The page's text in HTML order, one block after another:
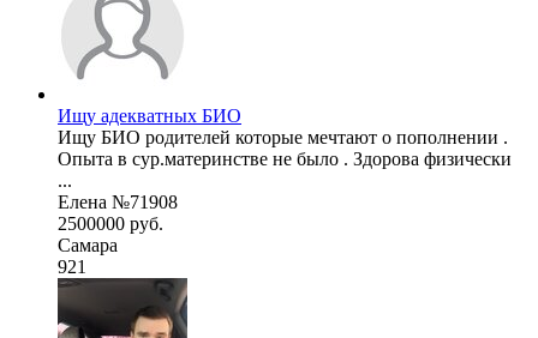
Ищу адекватных БИО
Ищу БИО родителей которые мечтают о пополнении .
Опыта в сур.материнстве не было . Здорова физически
...
Елена №71908
2500000 руб.
Самара
921